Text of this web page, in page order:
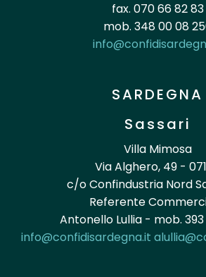
fax. 070 66 82 83
mob. 348 00 08
SARDEGNA
Sassari
Villa Mimosa
Via Alghero, 49 -
c/o Confindustria Nord
Referente
Antonello Lullia - mob. 393
info@confidisardegna.it